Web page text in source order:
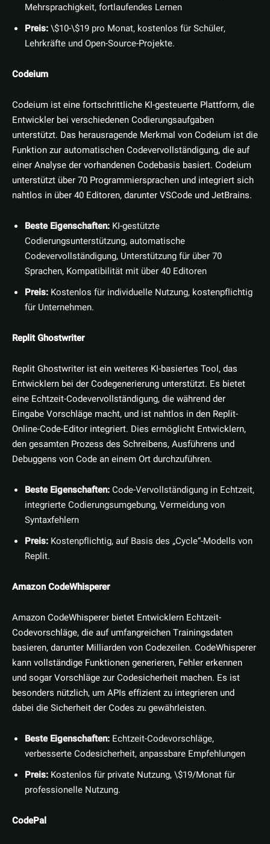
Mehrsprachigkeit, fortlaufendes Lernen
Preis:\$10-\$19 pro Monat, kostenlos für Schüler,
Lehrkräfte und Open-Source-Projekte.
Codeium
Codeium ist eine fortschrittliche KI-gesteuerte Plattform, die
Entwickler bei verschiedenen Codierungsaufgaben
unterstützt. Das herausragende Merkmal von Codeium ist die
Funktion zur automatischen Codevervollständigung, die auf
einer Analyse der vorhandenen Codebasis basiert. Codeium
unterstützt über 70 Programmiersprachen und integriert sich
nahtlos in über 40 Editoren, darunter VSCode und JetBrains.
Beste Eigenschaften: KI-gestützte
Codierungsunterstützung, automatische
Codevervollständigung, Unterstützung für über 70
Sprachen, Kompatibilität mit über 40 Editoren
Preis: Kostenlos für individuelle Nutzung, kostenpflichtig
für Unternehmen.
Replit Ghostwriter
Replit Ghostwriter ist ein weiteres KI-basiertes Tool, das
Entwicklern bei der Codegenerierung unterstützt. Es bietet
eine Echtzeit-Codevervollständigung, die während der
Eingabe Vorschläge macht, und ist nahtlos in den Replit-
Online-Code-Editor integriert. Dies ermöglicht Entwicklern,
den gesamten Prozess des Schreibens, Ausführens und
Debuggens von Code an einem Ort durchzuführen.
Beste Eigenschaften:Code-Vervollständigung in Echtzeit,
integrierte Codierungsumgebung, Vermeidung von
Syntaxfehlern
Preis: Kostenpflichtig, auf Basis des „Cycle“-Modells von
Replit.
Amazon CodeWhisperer
Amazon CodeWhisperer bietet Entwicklern Echtzeit-
Codevorschläge, die auf umfangreichen Trainingsdaten
basieren, darunter Milliarden von Codezeilen. CodeWhisperer
kann vollständige Funktionen generieren, Fehler erkennen
und sogar Vorschläge zur Codesicherheit machen. Es ist
besonders nützlich, um APIs effizient zu integrieren und
dabei die Sicherheit der Codes zu gewährleisten.
Beste Eigenschaften: Echtzeit-Codevorschläge,
verbesserte Codesicherheit, anpassbare Empfehlungen
Preis: Kostenlos für private Nutzung, \$19/Monat für
professionelle Nutzung.
CodePal